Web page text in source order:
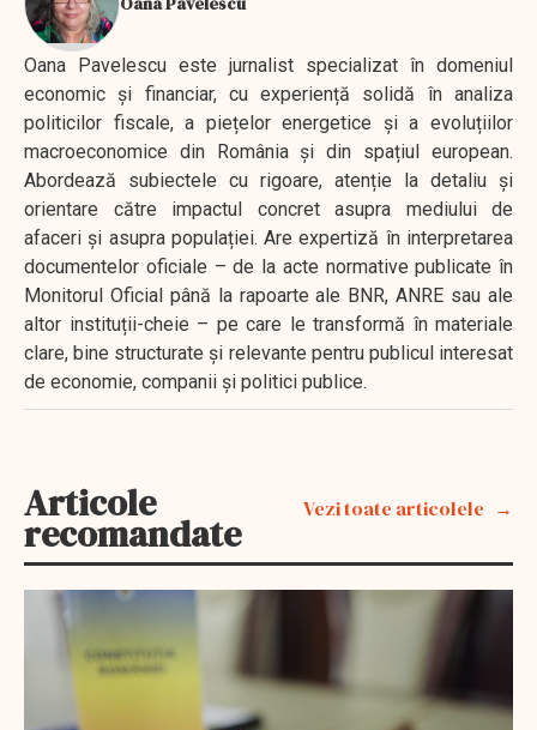
Oana Pavelescu este jurnalist specializat în domeniul
economic și financiar, cu experiență solidă în analiza
politicilor fiscale, a piețelor energetice și a evoluțiilor
macroeconomice din România și din spațiul european.
Abordează subiectele cu rigoare, atenție la detaliu și
orientare către impactul concret asupra mediului de
afaceri și asupra populației. Are expertiză în interpretarea
documentelor oficiale – de la acte normative publicate în
Monitorul Oficial până la rapoarte ale BNR, ANRE sau ale
altor instituții-cheie – pe care le transformă în materiale
clare, bine structurate și relevante pentru publicul interesat
de economie, companii și politici publice.
Articole
recomandate
Vezi toate articolele